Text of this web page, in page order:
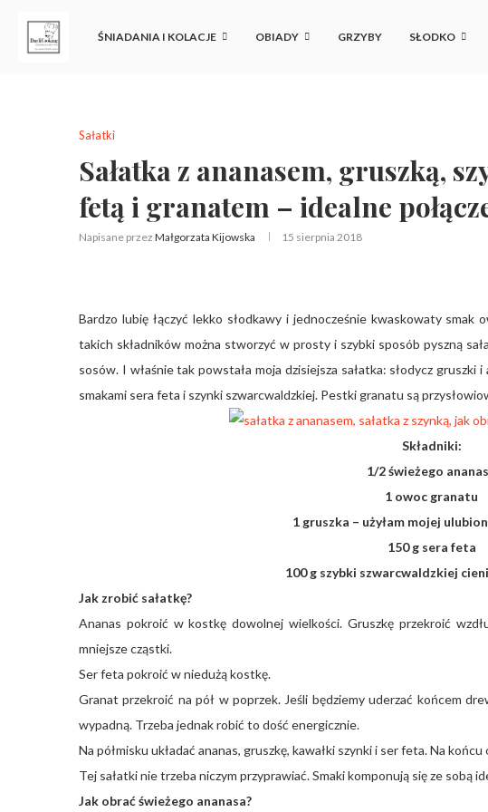
ŚNIADANIA I KOLACJE OBIADY GRZYBY SŁODKO
Sałatki
Sałatka z ananasem, gruszką,
fetą i granatem – idealne
Napisane przez Małgorzata Kijowska 15 sierpnia 2018
Bardzo lubię łączyć lekko słodkawy i jednocześnie kwaskowaty
takich składników można stworzyć w prosty i szybki sposób pyszną
sosów. I właśnie tak powstała moja dzisiejsza sałatka: słodycz
smakami sera feta i szynki szwarcwaldzkiej. Pestki granatu są
Składniki:
1/2 świeżego
1 owoc granatu
1 gruszka – użyłam mojej
150 g sera feta
100 g szybki szwarcwaldzkiej
Jak zrobić sałatkę?
Ananas pokroić w kostkę dowolnej wielkości. Gruszkę przekroić
mniejsze cząstki.
Ser feta pokroić w niedużą kostkę.
Granat przekroić na pół w poprzek. Jeśli będziemy uderzać końcem
wypadną. Trzeba jednak robić to dość energicznie.
Na półmisku układać ananas, gruszkę, kawałki szynki i ser feta. Na
Tej sałatki nie trzeba niczym przyprawiać. Smaki komponują się ze sobą
Jak obrać świeżego ananasa?